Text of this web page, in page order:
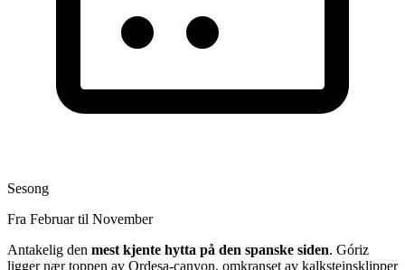
Sesong
Fra Februar til November
Antakelig den mest kjente hytta på den spanske siden. Góriz
ligger nær toppen av Ordesa-canyon, omkranset av kalksteinsklipper